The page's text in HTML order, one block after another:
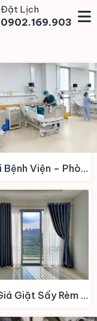
Đặt Lịch
0902.169.903
Giặt Ủi Bệnh Viện – Phòng Khám
Bảng Giá Giặt Sấy Rèm Cửa – Thảm